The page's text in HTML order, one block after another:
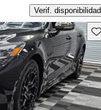
Verif. disponibilidad